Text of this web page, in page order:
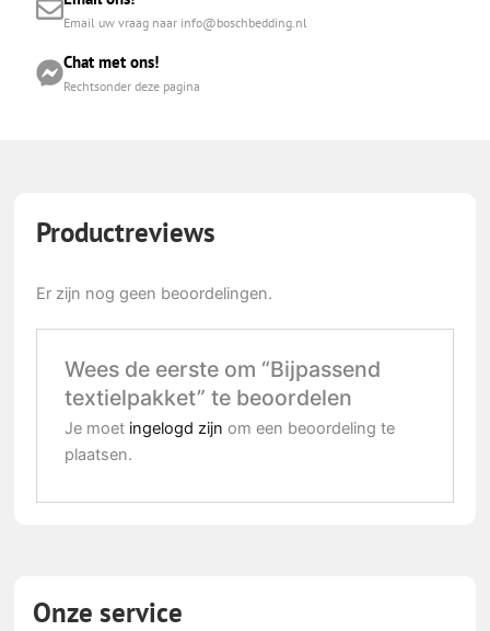
Email uw vraag naar info@boschbedding.nl
Chat met ons!
Rechtsonder deze pagina
Productreviews
Er zijn nog geen beoordelingen.
Wees de eerste om “Bijpassend
textielpakket” te beoordelen
Je moet ingelogd zijn om een beoordeling te
plaatsen.
Onze service